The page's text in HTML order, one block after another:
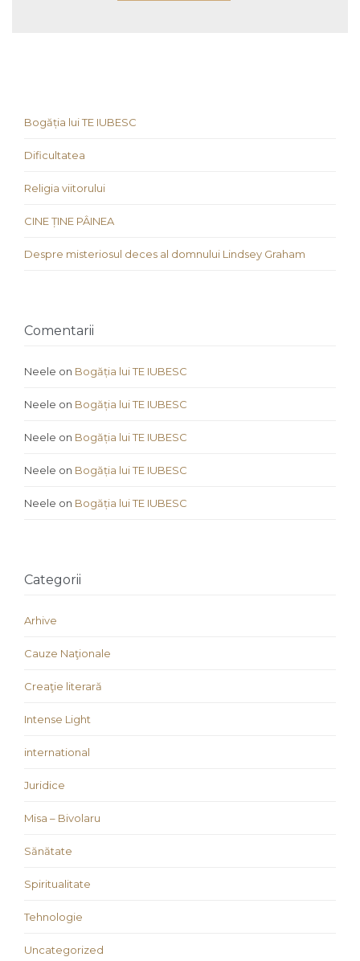
Bogăția lui TE IUBESC
Dificultatea
Religia viitorului
CINE ȚINE PÂINEA
Despre misteriosul deces al domnului Lindsey Graham
Comentarii
Neele on Bogăția lui TE IUBESC
Neele on Bogăția lui TE IUBESC
Neele on Bogăția lui TE IUBESC
Neele on Bogăția lui TE IUBESC
Neele on Bogăția lui TE IUBESC
Categorii
Arhive
Cauze Naţionale
Creaţie literară
Intense Light
international
Juridice
Misa – Bivolaru
Sănătate
Spiritualitate
Tehnologie
Uncategorized